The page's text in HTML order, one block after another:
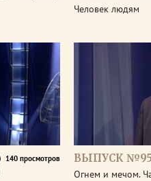
Человек людям
140 просмотров ВЫПУСК
Огнем и мечом.